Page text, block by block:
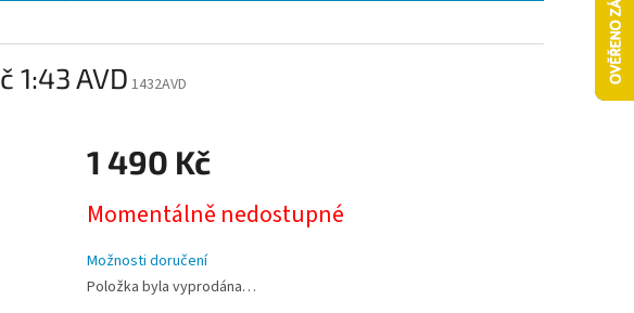
1:43 AVD 1432AVD
1 490 Kč
cena:
Momentálně nedostupné
Možnosti doručení
Položka byla vyprodána…